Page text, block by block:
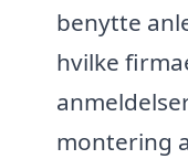
benytte
hvilke
montering